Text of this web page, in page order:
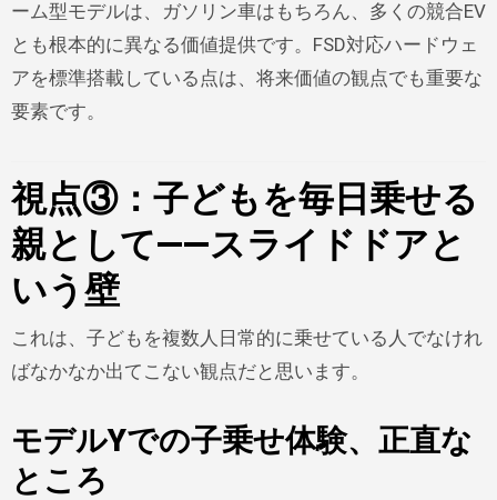
ーム型モデルは、ガソリン車はもちろん、多くの競合EV
とも根本的に異なる価値提供です。FSD対応ハードウェ
アを標準搭載している点は、将来価値の観点でも重要な
要素です。
視点③：子どもを毎日乗せる
親として——スライドドアと
いう壁
これは、子どもを複数人日常的に乗せている人でなけれ
ばなかなか出てこない観点だと思います。
モデルYでの子乗せ体験、正直な
ところ